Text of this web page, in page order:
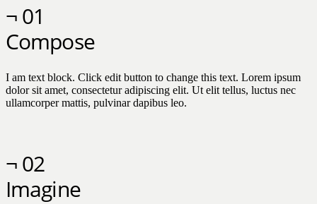
¬ 01
Compose
I am text block. Click edit button to change this text. Lorem ipsum
dolor sit amet, consectetur adipiscing elit. Ut elit tellus, luctus nec
ullamcorper mattis, pulvinar dapibus leo.
¬ 02
Imagine